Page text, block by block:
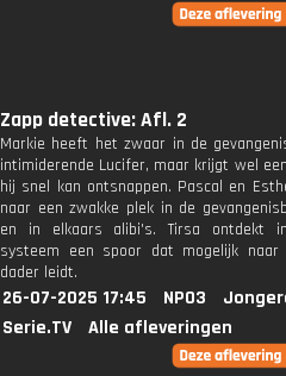
Zapp detective: Afl. 2
Markie heeft het zwaar in de
intimiderende Lucifer, maar krijgt wel
hij snel kan ontsnappen. Pascal en
naar een zwakke plek in de
en in elkaars alibi's. Tirsa ontdekt
systeem een spoor dat mogelijk naar
dader leidt.
26-07-2025 17:45 NPO3
Serie.TV
Alle afleveringen